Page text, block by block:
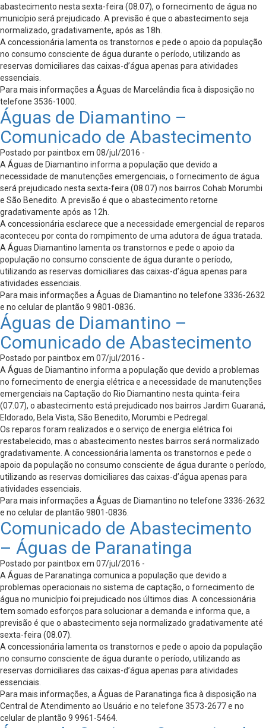
abastecimento nesta sexta-feira (08.07), o fornecimento de água no
município será prejudicado. A previsão é que o abastecimento seja
normalizado, gradativamente, após as 18h.
A concessionária lamenta os transtornos e pede o apoio da população
no consumo consciente de água durante o período, utilizando as
reservas domiciliares das caixas-d’água apenas para atividades
essenciais.
Para mais informações a Águas de Marcelândia fica à disposição no
telefone 3536-1000.
Águas de Diamantino –
Comunicado de Abastecimento
Postado por paintbox em 08/jul/2016 -
A Águas de Diamantino informa a população que devido a
necessidade de manutenções emergenciais, o fornecimento de água
será prejudicado nesta sexta-feira (08.07) nos bairros Cohab Morumbi
e São Benedito. A previsão é que o abastecimento retorne
gradativamente após as 12h.
A concessionária esclarece que a necessidade emergencial de reparos
aconteceu por conta do rompimento de uma adutora de água tratada.
A Águas Diamantino lamenta os transtornos e pede o apoio da
população no consumo consciente de água durante o período,
utilizando as reservas domiciliares das caixas-d’água apenas para
atividades essenciais.
Para mais informações a Águas de Diamantino no telefone 3336-2632
e no celular de plantão 9 9801-0836.
Águas de Diamantino –
Comunicado de Abastecimento
Postado por paintbox em 07/jul/2016 -
A Águas de Diamantino informa a população que devido a problemas
no fornecimento de energia elétrica e a necessidade de manutenções
emergenciais na Captação do Rio Diamantino nesta quinta-feira
(07.07), o abastecimento está prejudicado nos bairros Jardim Guaraná,
Eldorado, Bela Vista, São Benedito, Morumbi e Pedregal.
Os reparos foram realizados e o serviço de energia elétrica foi
restabelecido, mas o abastecimento nestes bairros será normalizado
gradativamente. A concessionária lamenta os transtornos e pede o
apoio da população no consumo consciente de água durante o período,
utilizando as reservas domiciliares das caixas-d’água apenas para
atividades essenciais.
Para mais informações a Águas de Diamantino no telefone 3336-2632
e no celular de plantão 9801-0836.
Comunicado de Abastecimento
– Águas de Paranatinga
Postado por paintbox em 07/jul/2016 -
A Águas de Paranatinga comunica a população que devido a
problemas operacionais no sistema de captação, o fornecimento de
água no município foi prejudicado nos últimos dias. A concessionária
tem somado esforços para solucionar a demanda e informa que, a
previsão é que o abastecimento seja normalizado gradativamente até
sexta-feira (08.07).
A concessionária lamenta os transtornos e pede o apoio da população
no consumo consciente de água durante o período, utilizando as
reservas domiciliares das caixas-d’água apenas para atividades
essenciais.
Para mais informações, a Águas de Paranatinga fica à disposição na
Central de Atendimento ao Usuário e no telefone 3573-2677 e no
celular de plantão 9 9961-5464.